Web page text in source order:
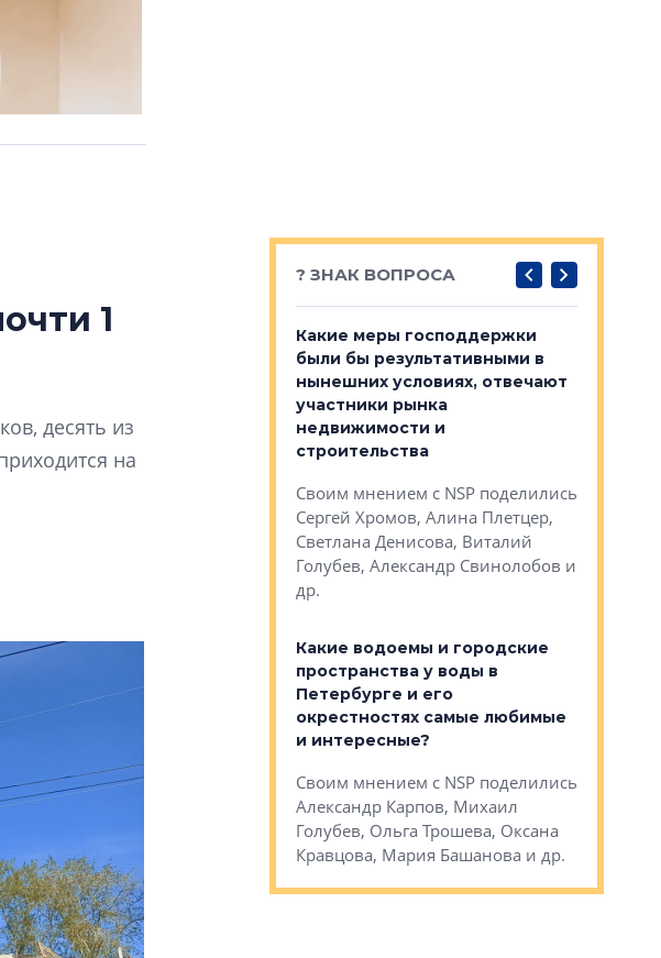
1
десять из
на
? ЗНАК ВОПРОСА
Разрыв цен между первичкой и
Разрыв цен между первичкой и
рынка? Своим мнением об этом
специальности и компетенции
строительства?
Валентина Калинина, Анжелика
Альшаева, Александр
Какие меры господдержки
были бы результативными в
нынешних условиях, отвечают
участники рынка
недвижимости и
строительства
Своим мнением с NSP поделились
Сергей Хромов, Алина Плетцер,
Светлана Денисова, Виталий
Голубев, Александр Свинолобов и
др.
Какие водоемы и городские
пространства у воды в
Петербурге и его
окрестностях самые любимые
и интересные?
Своим мнением с NSP поделились
Александр Карпов, Михаил
Голубев, Ольга Трошева, Оксана
Кравцова, Мария Башанова и др.